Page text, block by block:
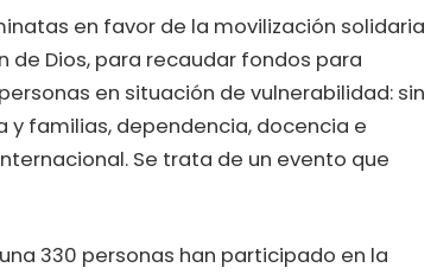
en favor de la movilización solidaria
de Dios, para recaudar fondos para
en situación de vulnerabilidad: sin
y familias, dependencia, docencia e
Se trata de un evento que
330 personas han participado en la